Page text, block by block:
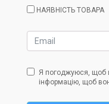
НАЯВНІСТЬ ТОВАРА
Я погоджуюся, щоб
інформацію, щоб